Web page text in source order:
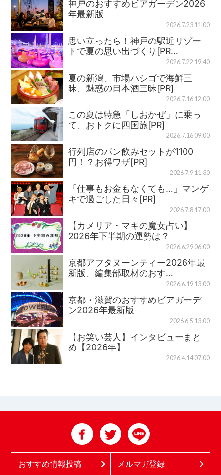
神戸のおすすめビアガーデン2026
年最新版
2026.7.23 11:00
思い立ったら！神戸の駅近リゾー
トで夏の思い出づくり[PR…
2026.7.22 19:40
夏の新潟、市場ハシゴで海鮮三
昧、魅惑の日本酒三昧[PR]
2026.7.16 12:00
この夏は特急「しおかぜ」に乗っ
て、おトクに四国旅[PR]
2026.7.16 09:00
行列店のパン飲みセットが1100
円！？お得ワザ[PR]
2026.7.9 11:30
「仕事もお金もなくても…」マンゲ
キで過ごした日々[PR]
2026.7.8 17:00
【カメリア・マキの魔女占い】
2026年下半期の運勢は？
2026.6.29 06:00
京都アフタヌーンティー2026年最
新版、編集部取材のおす…
2026.6.19 13:00
京都・滋賀のおすすめビアガーデ
ン2026年最新版
2026.6.5 13:00
【お笑い芸人】インタビューまと
め【2026年】
2026.4.14 07:00
おすすめ情報投稿 メルマガ登録